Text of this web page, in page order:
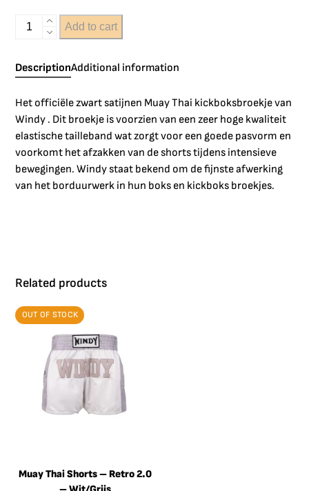
Add to cart
DescriptionAdditional information
Het officiële zwart satijnen Muay Thai kickboksbroekje van
Windy . Dit broekje is voorzien van een zeer hoge kwaliteit
elastische tailleband wat zorgt voor een goede pasvorm en
voorkomt het afzakken van de shorts tijdens intensieve
bewegingen. Windy staat bekend om de fijnste afwerking
van het borduurwerk in hun boks en kickboks broekjes.
Related products
OUT OF STOCK
Muay Thai Shorts – Retro 2.0